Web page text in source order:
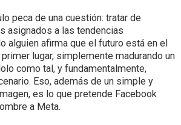
peca de una cuestión: tratar de
asignados a las tendencias
alguien afirma que el futuro está en el
lugar, simplemente madurando un
como tal, y fundamentalmente,
Eso, además de un simple y
es lo que pretende Facebook
a Meta.